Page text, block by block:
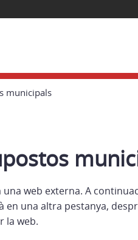
municipals
web externa. A
una altra pestanya,
la web.